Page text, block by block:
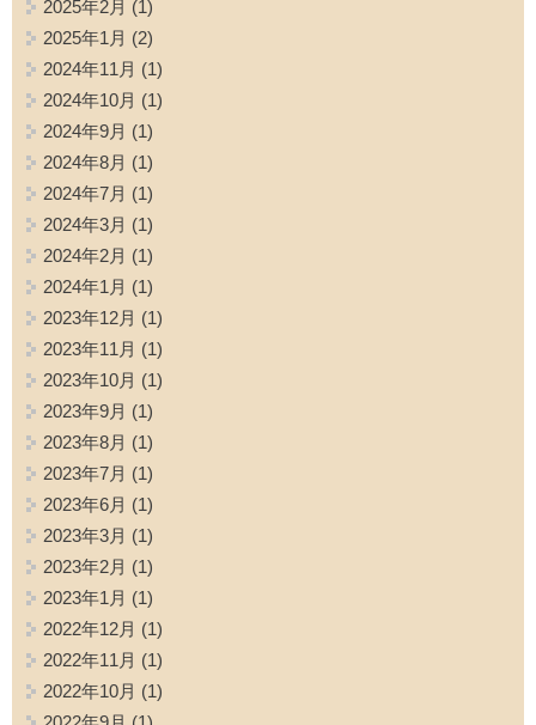
2025年2月 (1)
2025年1月 (2)
2024年11月 (1)
2024年10月 (1)
2024年9月 (1)
2024年8月 (1)
2024年7月 (1)
2024年3月 (1)
2024年2月 (1)
2024年1月 (1)
2023年12月 (1)
2023年11月 (1)
2023年10月 (1)
2023年9月 (1)
2023年8月 (1)
2023年7月 (1)
2023年6月 (1)
2023年3月 (1)
2023年2月 (1)
2023年1月 (1)
2022年12月 (1)
2022年11月 (1)
2022年10月 (1)